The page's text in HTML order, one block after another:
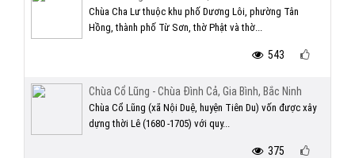
Chùa Cha Lư thuộc khu phố Dương Lôi, phường Tân
Hồng, thành phố Từ Sơn, thờ Phật và thờ...
543
Chùa Cổ Lũng - Chùa Đình Cả, Gia Bình, Bắc Ninh
Chùa Cổ Lũng (xã Nội Duệ, huyện Tiên Du) vốn được xây
dựng thời Lê (1680 -1705) với quy...
375